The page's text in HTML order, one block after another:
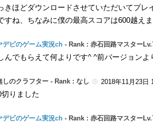
きほどダウンロードさせていただいてプ
すね、ちなみに僕の最高スコアは600越えま
デビのゲーム実況ch - Rank : 赤石回路マスター
んでもらえて何よりです^ ^前バージョン
しのクラフター - Rank : なし 2018年11月23日
切りました
デビのゲーム実況ch - Rank : 赤石回路マスター